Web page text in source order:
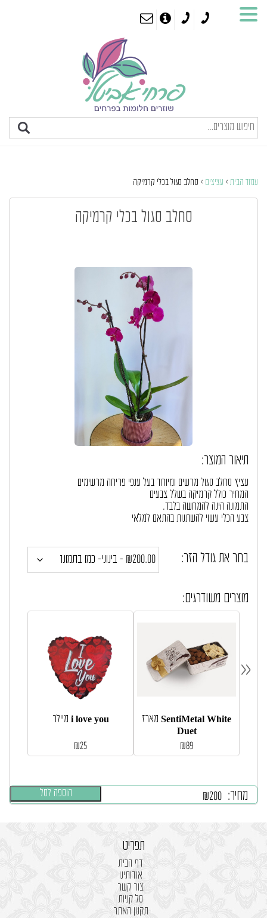
עמוד הבית > עציצים > סחלב סגול בכלי קרמיקה
סחלב סגול בכלי קרמיקה
תיאור המוצר:
עציץ סחלב סגול מרשים ומיוחד בעל ענפי פריחה מרשימים
המחיר כולל קרמיקה בשלל צבעים
התמונה הינה להמחשה בלבד.
צבע הכלי עשוי להשתנות בהתאם למלאי
בחר את גודל הזר:
מחיר: ₪200 הוספה לסל
מוצרים משודרגים:
מיילר i love you
₪25
מארז SentiMetal White
Duet
₪89
«
תפריט
דף הבית
אודותינו
צור קשר
סל קניות
תקנון האתר